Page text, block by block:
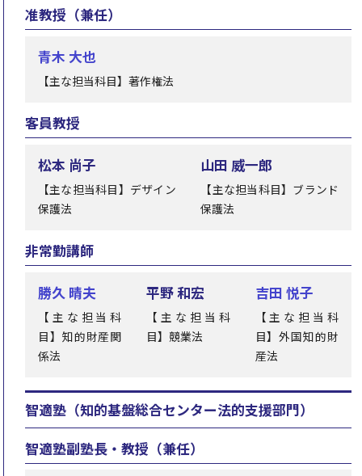
准教授（兼任）
青木 大也
【主な担当科目】著作権法
客員教授
松本 尚子
【主な担当科目】デザイン
保護法
山田 威一郎
【主な担当科目】ブランド
保護法
非常勤講師
勝久 晴夫
【主な担当科
目】知的財産関
係法
平野 和宏
【主な担当科
目】競業法
吉田 悦子
【主な担当科
目】外国知的財
産法
智適塾（知的基盤総合センター法的支援部門）
智適塾副塾長・教授（兼任）